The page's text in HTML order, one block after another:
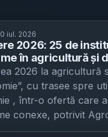
iul. 2026
2026: 25 de
în agricultură și
la utilaje, AI și
2026 la agricultură
cu trasee spre
, într-o ofertă care
conexe, potrivit
practică: